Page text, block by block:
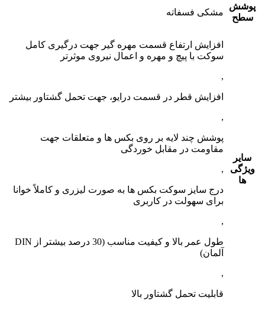
پوشش
سطح
مشکی فسفاته
سایر
ویژگی
ها
افزایش ارتفاع قسمت مهره گیر جهت درگیری کامل
سوکت با پیچ و مهره و اعمال نیروی موثرتر
,
افزایش قطر در قسمت درایو، جهت تحمل گشتاور بیشتر
,
پوشش چند لایه بر روی بکس ها و متعلقات جهت
مقاومت در مقابل خوردگی
,
درج سایز سوکت بکس ها به صورت لیزری و کاملاً خوانا
برای سهولت در کاربری
,
طول عمر بالا و کیفیت مناسب (30 درصد بیشتر از DIN
آلمان)
,
قابلیت تحمل گشتاور بالا